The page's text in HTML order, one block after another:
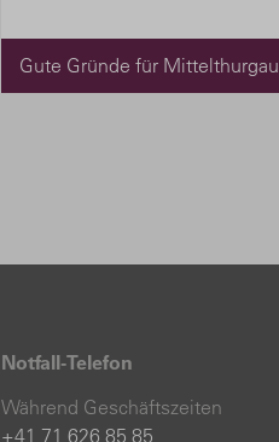
Gute Gründe für Mittelthurgau
Notfall-Telefon
Während Geschäftszeiten
+41 71 626 85 85